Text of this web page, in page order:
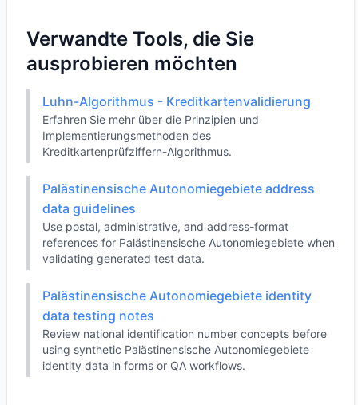
Verwandte Tools, die Sie
ausprobieren möchten
Luhn-Algorithmus - Kreditkartenvalidierung
Erfahren Sie mehr über die Prinzipien und
Implementierungsmethoden des
Kreditkartenprüfziffern-Algorithmus.
Palästinensische Autonomiegebiete address
data guidelines
Use postal, administrative, and address-format
references for Palästinensische Autonomiegebiete when
validating generated test data.
Palästinensische Autonomiegebiete identity
data testing notes
Review national identification number concepts before
using synthetic Palästinensische Autonomiegebiete
identity data in forms or QA workflows.